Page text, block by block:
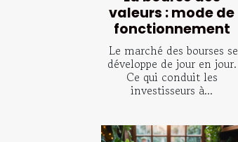
valeurs : mode de
fonctionnement
Le marché des bourses se
développe de jour en jour.
Ce qui conduit les
investisseurs à...